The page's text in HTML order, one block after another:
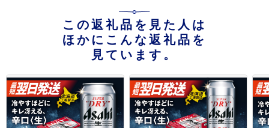
この返礼品を見た人は
ほかにこんな返礼品を
見ています。